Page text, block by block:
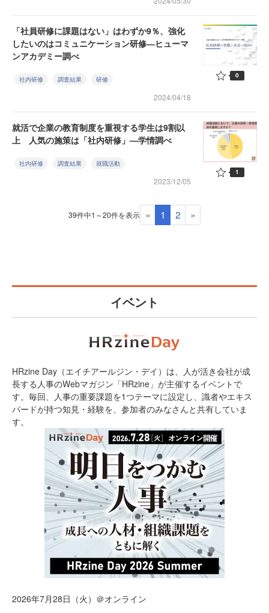
「社員研修に課題はない」はわずか9％、強化
したいのはコミュニケーション研修―ヒューマ
ンアカデミー調べ
社内研修 調査結果 研修
2024/04/18
0
就活で企業の教育制度を重視する学生は9割以
上 人気の施策は「社内研修」—学情調べ
社内研修 調査結果 就職活動
2023/12/05
1
39件中1～20件を表示 « 1 2 »
イベント
HRzine Day（エイチアールジン・デイ）は、人が活き会社が成
長する人事のWebマガジン「HRzine」が主催するイベントで
す。毎回、人事の重要課題を1つテーマに設定し、識者やエキス
パードが持つ知見・経験を、参加者のみなさんと共有していま
す。
2026年7月28日（火）＠オンライン